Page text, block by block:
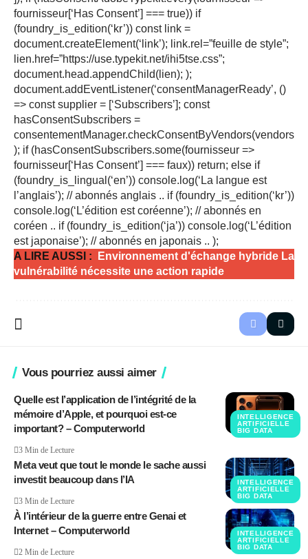
fournisseur[‘Has Consent’] === true)) if
(foundry_is_edition(‘kr’)) const link =
document.createElement(‘link’); link.rel=”feuille de style”;
lien.href=”https://use.typekit.net/ihi5tse.css”;
document.head.appendChild(lien); );
document.addEventListener(‘consentManagerReady’, ()
=> const supplier = [‘Subscribers’]; const
hasConsentSubscribers =
consentementManager.checkConsentByVendors(vendors
); if (hasConsentSubscribers.some(fournisseur =>
fournisseur[‘Has Consent’] === faux)) return; else if
(foundry_is_lingual(‘en’)) console.log(‘La langue est
l’anglais’); // abonnés anglais .. if (foundry_is_edition(‘kr’))
console.log(‘L’édition est coréenne’); // abonnés en
coréen .. if (foundry_is_edition(‘ja’)) console.log(‘L’édition
est japonaise’); // abonnés en japonais .. );
A LIRE AUSSI :
Environnement d'échange hybride La
vulnérabilité nécessite une action rapide
Vous pourriez aussi aimer
INTELLIGENCE
ARTIFICIELLE
BIG DATA
Quelle est l’application de l’intégrité de la
mémoire d’Apple, et pourquoi est-ce
important? – Computerworld
3 Min de Lecture
INTELLIGENCE
ARTIFICIELLE
BIG DATA
Meta veut que tout le monde le sache aussi
investit beaucoup dans l’IA
3 Min de Lecture
INTELLIGENCE
ARTIFICIELLE
BIG DATA
À l’intérieur de la guerre entre Genai et
Internet – Computerworld
2 Min de Lecture